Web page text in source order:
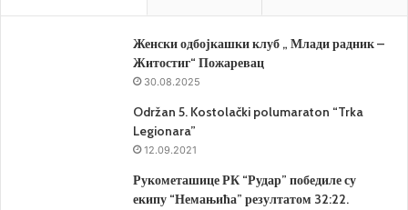
Женски одбојкашки клуб „ Млади радник –
Житостиг“ Пожаревац
30.08.2025
Održan 5. Kostolački polumaraton “Trka
Legionara”
12.09.2021
Рукометашице РК “Рудар” победиле су
екипу “Немањића” резултатом 32:22.